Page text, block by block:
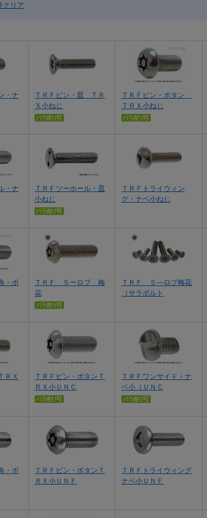
クリア
・ナ
ＴＲＦピン・皿 ＴＲ
Ｘ小ねじ
ＴＲＦピン・ボタン
ＴＲＸ小ねじ
・ナ
ＴＲＦツーホール・皿
小ねじ
ＴＲＦトライウィン
グ・ナベ小ねじ
・ボ
ＴＲＦ ５ーロブ 梅
花
ＴＲＦ ５―ロブ梅花
（サラボルト
ＲＸ
ＴＲＦピン・ボタンＴ
ＲＸ小ＵＮＣ
ＴＲＦワンサイド・ナ
ベ小（ＵＮＣ
・ボ
ＴＲＦピン・ボタンＴ
ＲＸ小ＵＮＦ
ＴＲＦトライウィング
ナベ小ＵＮＦ